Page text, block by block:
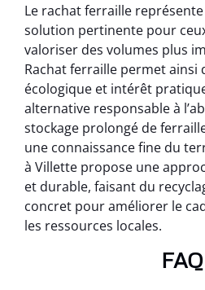
Le rachat ferraille
solution pertinente pour
valoriser des volumes plus
Rachat ferraille permet ainsi
écologique et intérêt
alternative responsable à
stockage prolongé de
une connaissance fine du
à Villette propose une
et durable, faisant du
concret pour améliorer le
les ressources locales.
FAQ